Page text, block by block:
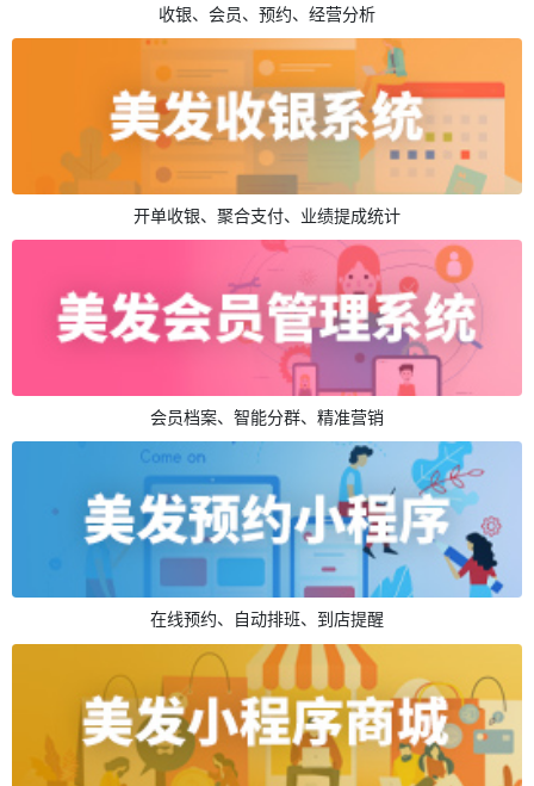
收银、会员、预约、经营分析
开单收银、聚合支付、业绩提成统计
会员档案、智能分群、精准营销
在线预约、自动排班、到店提醒